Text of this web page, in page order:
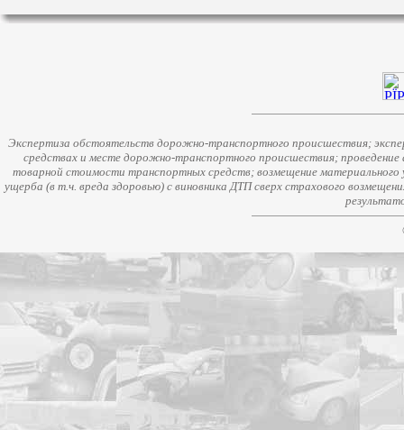
Экспертиза обстоятельств дорожно-транспортного происшествия;
средствах и месте дорожно-транспортного происшествия;
товарной стоимости транспортных средств; возмещение
ущерба (в т.ч. вреда здоровью) с виновника ДТП сверх страхового